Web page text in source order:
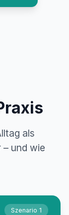
als
und wie
Szenario 1